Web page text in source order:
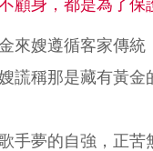
顧身，都是為了保
來嫂遵循客家傳
謊稱那是藏有黃金
手夢的自強，正